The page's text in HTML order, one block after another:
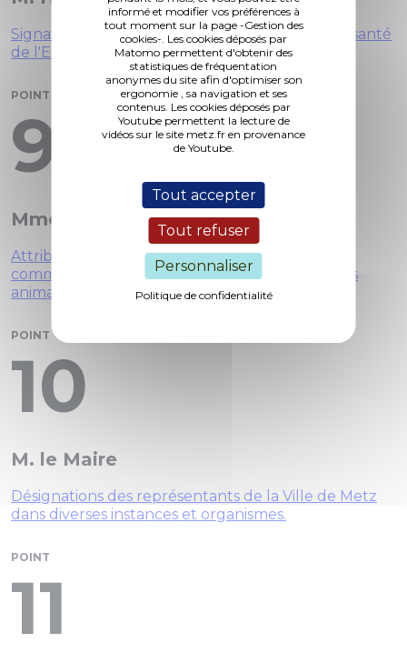
informé et modifier vos préférences à
tout moment sur la page -Gestion des
cookies-. Les cookies déposés par
Matomo permettent d'obtenir des
statistiques de fréquentation
anonymes du site afin d'optimiser son
ergonomie , sa navigation et ses
contenus. Les cookies déposés par
Youtube permettent la lecture de
vidéos sur le site metz.fr en provenance
de Youtube.
Tout accepter
Tout refuser
Personnaliser
Politique de confidentialité
Signature de l'avenant n°1 du Contrat local de santé
de l'Euro-Métropole de Metz 2022-2026.
POINT
9
Mme. Friot
Attribution d'une subvention à l'association des
commerçants "Les Vitrines de Metz" au titre des
animations des braderies 2026.
POINT
10
M. le Maire
Désignations des représentants de la Ville de Metz
dans diverses instances et organismes.
POINT
11